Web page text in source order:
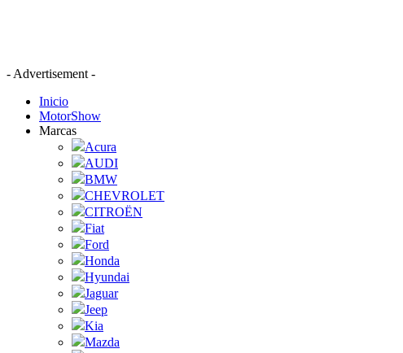
- Advertisement -
Inicio
MotorShow
Marcas
Acura
AUDI
BMW
CHEVROLET
CITROËN
Fiat
Ford
Honda
Hyundai
Jaguar
Jeep
Kia
Mazda